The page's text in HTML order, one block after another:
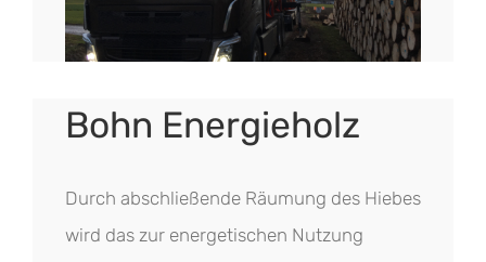
Bohn Energieholz
Durch abschließende Räumung des Hiebes
wird das zur energetischen Nutzung